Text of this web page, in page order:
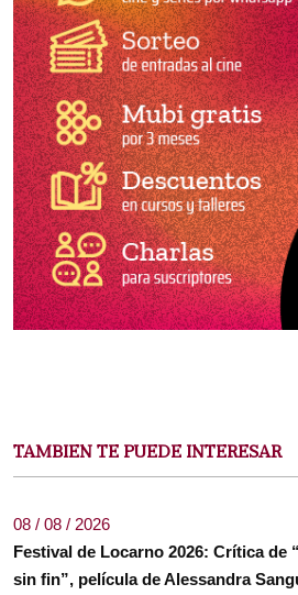
TAMBIEN TE PUEDE INTERESAR
08 / 08 / 2026
Festival de Locarno 2026: Crítica de
sin fin”, película de Alessandra